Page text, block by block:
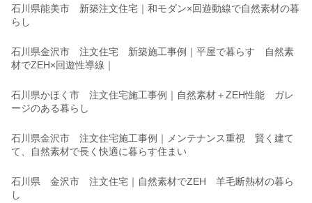
石川県能美市 新築注文住宅｜和モダン×回遊動線で自然素材の暮
らし
石川県金沢市 注文住宅 新築施工事例｜平屋で暮らす 自然素
材でZEH×回遊性導線｜
石川県かほく市 注文住宅施工事例｜自然素材＋ZEH性能 ガレ
ージのある暮らし
石川県金沢市 注文住宅施工事例｜メンテナンス重視 賢く建て
て、自然素材で長く快適に暮らす住まい
石川県 金沢市 注文住宅｜自然素材でZEH 羊毛断熱材の暮ら
し